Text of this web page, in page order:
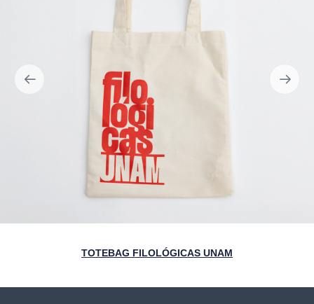
TOTEBAG FILOLÓGICAS UNAM